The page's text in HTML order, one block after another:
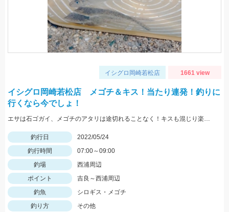
イシグロ岡崎若松店 1661 view
イシグロ岡崎若松店 メゴチ＆キス！当たり連発！釣りに
行くなら今でしょ！
エサは石ゴガイ、メゴチのアタリは途切れることなく！キスも混じり楽しめました♪
釣行日
2022/05/24
釣行時間
07:00～09:00
釣場
西浦周辺
ポイント
吉良～西浦周辺
釣魚
シロギス・メゴチ
釣り方
その他